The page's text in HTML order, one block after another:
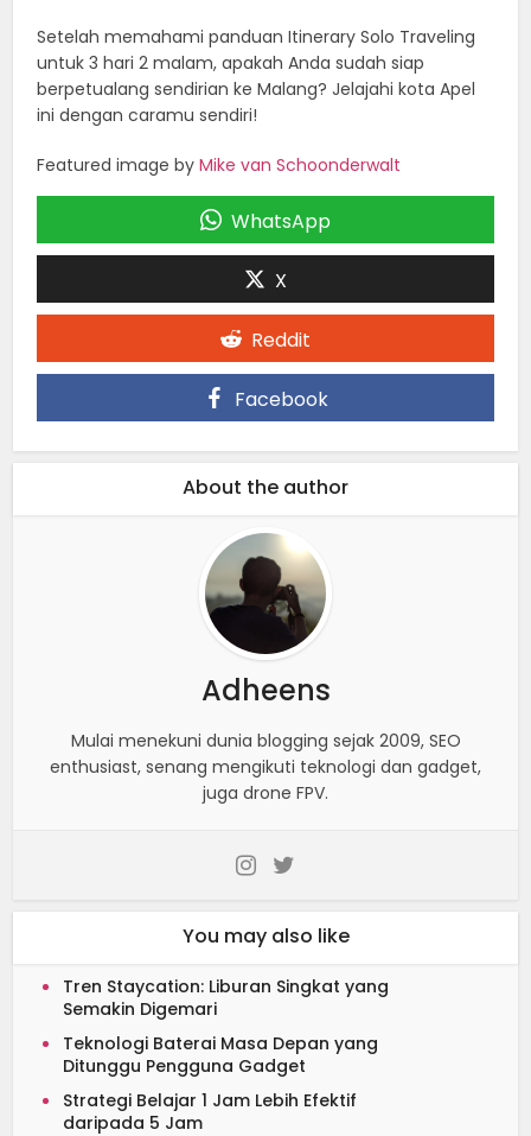
Setelah memahami panduan Itinerary Solo Traveling
untuk 3 hari 2 malam, apakah Anda sudah siap
berpetualang sendirian ke Malang? Jelajahi kota Apel
ini dengan caramu sendiri!
Featured image byMike van Schoonderwalt
WhatsApp
X
Reddit
Facebook
About the author
Adheens
Mulai menekuni dunia blogging sejak 2009, SEO
enthusiast, senang mengikuti teknologi dan gadget,
juga drone FPV.
You may also like
Tren Staycation: Liburan Singkat yang
Semakin Digemari
Teknologi Baterai Masa Depan yang
Ditunggu Pengguna Gadget
Strategi Belajar 1 Jam Lebih Efektif
daripada 5 Jam